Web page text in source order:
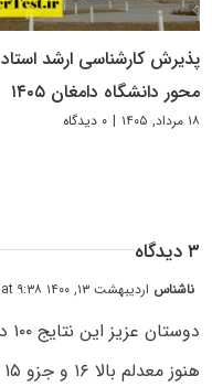
پذیرش کارشناسی ارشد استاد
محور دانشگاه دامغان ۱۴۰۵
۱۸ مرداد, ۱۴۰۵ | ۰ دیدگاه
۳ دیدگاه
ناشناس اردیبهشت ۱۳, ۱۴۰۰ at ۹:۳۸ ق٫ظ